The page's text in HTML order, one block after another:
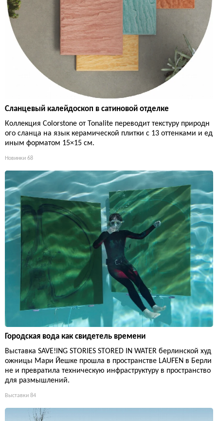
Сланцевый калейдоскоп в сатиновой отделке
Коллекция Colorstone от Tonalite переводит текстуру природн
ого сланца на язык керамической плитки с 13 оттенками и ед
иным форматом 15×15 см.
Новинки 68
Городская вода как свидетель времени
Выставка SAVE!ING STORIES STORED IN WATER берлинской худ
ожницы Мари Йешке прошла в пространстве LAUFEN в Берли
не и превратила техническую инфраструктуру в пространство
для размышлений.
Выставки 84